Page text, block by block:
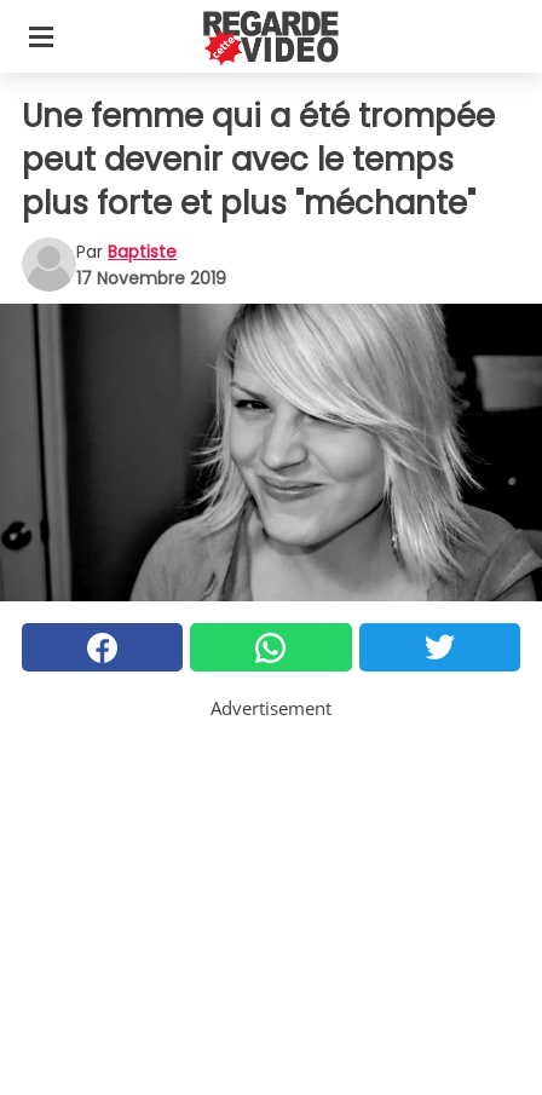
Une femme qui a été trompée
peut devenir avec le temps
plus forte et plus "méchante"
Par Baptiste
17 Novembre 2019
Advertisement